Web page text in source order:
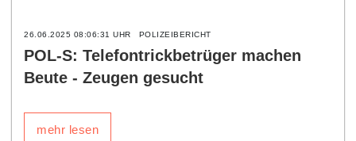
26.06.2025 08:06:31 UHR POLIZEIBERICHT
POL-S: Telefontrickbetrüger machen
Beute - Zeugen gesucht
mehr lesen